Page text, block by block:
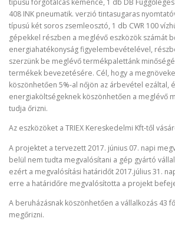
típusú forgótálcás kemence, 1 db DB
408 INK pneumatik. verzió tintasugaras
típusú két soros zsemleosztó, 1 db CWR 100
gépekkel részben a meglévő eszközök számát
energiahatékonyság figyelembevételével,
szerzünk be meglévő termékpalettánk
termékek bevezetésére. Cél, hogy a
köszönhetően 5%-al nőjön az árbevétel ezáltal,
energiaköltségeknek köszönhetően a meglévő
tudja őrizni.
Az eszközöket a TRIEX Kereskedelmi Kft-től
A projektet a tervezett 2017. június 07. napi
belül nem tudta megvalósítani a gép gyártó
ezért a megvalósítási határidőt 2017.július 31.
erre a határidőre megvalósította a projekt
A beruházásnak köszönhetően a vállalkozás 43
megőrizni.